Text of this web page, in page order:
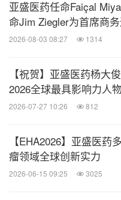
该研究（
巴替尼在既往使用过
（包括伊马替尼、氟马
等）的非T315I突变
全性。截至2025年7
CP-CML 患者47例。
亚盛医药任命Faiçal
命Jim Ziegler为首席商
2026-08-03 08:27 1314
【祝贺】亚盛医药杨大
2026全球最具影响力人
2026-07-27 10:26 812
【EHA2026】亚盛医
瘤领域全球创新实力
2026-06-15 09:25 3025